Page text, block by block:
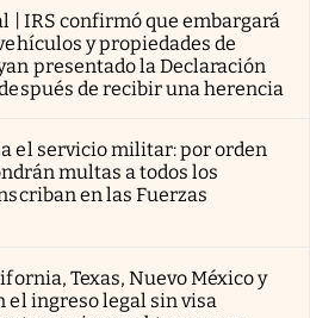
| IRS confirmó que embargará
y propiedades de
presentado la Declaración
de recibir una herencia
el servicio militar: por orden
multas a todos los
en las Fuerzas
Texas, Nuevo México y
ingreso legal sin visa